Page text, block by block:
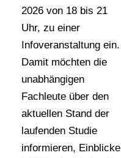
2026 von 18 bis 21
Uhr, zu einer
Infoveranstaltung ein.
Damit möchten die
unabhängigen
Fachleute über den
aktuellen Stand der
laufenden Studie
informieren, Einblicke